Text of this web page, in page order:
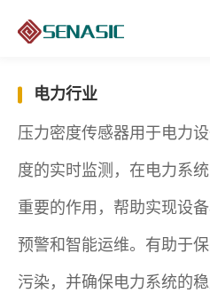
电力行业
压力密度传感器用于电力
度的实时监测，在电力系
重要的作用，帮助实现设
预警和智能运维。有助于
污染，并确保电力系统的稳